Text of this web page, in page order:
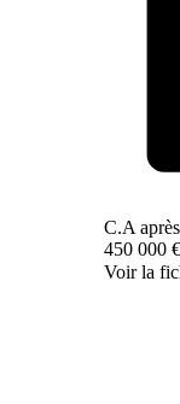
C.A
450 000 €
Voir la